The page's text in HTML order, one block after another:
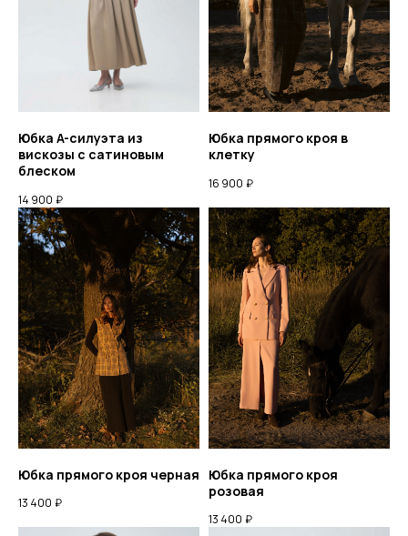
Юбка A-силуэта из
вискозы с сатиновым
блеском
14 900 ₽
Юбка прямого кроя в
клетку
16 900 ₽
Юбка прямого кроя черная
13 400 ₽
Юбка прямого кроя
розовая
13 400 ₽
© 2026 ВСЕ ПРАВА ЗАЩИЩЕНЫ.
ИП ХРОМОВА Ю М. ИНН 526108834016
TELEGRAM PINTEREST
МЫ ВОВКОНТАКТЕ
ДОСТАВКА
ОПЛАТА
ВОЗВРАТ ТОВАРА
РАЗМЕРНАЯ СЕТКА
КОНТАКТЫ
+7 952 771 85 89
Мы онлайн с 9:00 до 19:00
МСК
КАТАЛОГ О БРЕНДЕ LOOKBOOK